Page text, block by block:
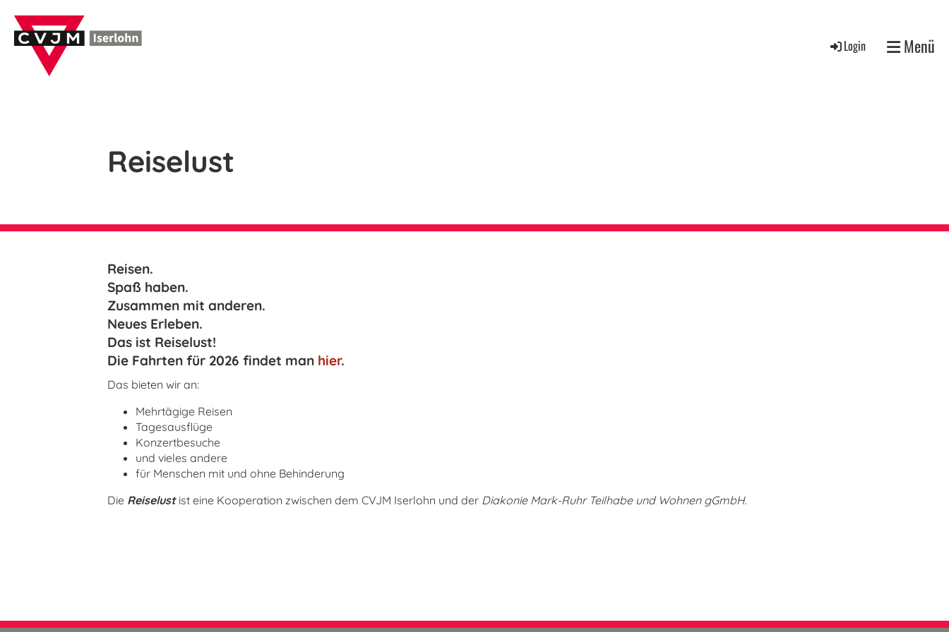
Login Menü
Reiselust
Reisen.
Spaß haben.
Zusammen mit anderen.
Neues Erleben.
Das ist Reiselust!
Die Fahrten für 2026 findet man hier.
Das bieten wir an:
Mehrtägige Reisen
Tagesausflüge
Konzertbesuche
und vieles andere
für Menschen mit und ohne Behinderung
Die Reiselustist eine Kooperation zwischen dem CVJM Iserlohn und der Diakonie Mark-Ruhr Teilhabe und Wohnen gGmbH.